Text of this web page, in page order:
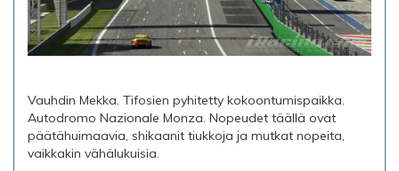
Vauhdin Mekka. Tifosien pyhitetty kokoontumispaikka.
Autodromo Nazionale Monza. Nopeudet täällä ovat
päätähuimaavia, shikaanit tiukkoja ja mutkat nopeita,
vaikkakin vähälukuisia.